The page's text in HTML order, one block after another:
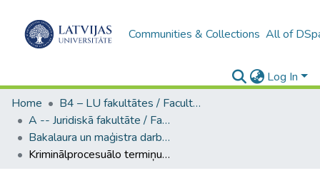
Communities & Collections All of
Log In
Home
B4 – LU fakultātes / Faculties of the UL
A -- Juridiskā fakultāte / Faculty of Law
Bakalaura un maģistra darbi (JF) / Bachelor's and Master's theses
Kriminālprocesuālo termiņu ievērošanas problemātika